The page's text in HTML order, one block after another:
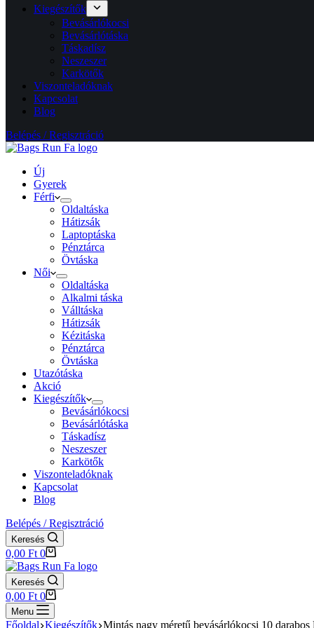
Kiegészítők
Bevásárlókocsi
Bevásárlótáska
Táskadísz
Neszeszer
Karkötők
Viszonteladóknak
Kapcsolat
Blog
Belépés / Regisztráció
Új
Gyerek
Férfi
Oldaltáska
Hátizsák
Laptoptáska
Pénztárca
Övtáska
Női
Oldaltáska
Alkalmi táska
Válltáska
Hátizsák
Kézitáska
Pénztárca
Övtáska
Utazótáska
Akció
Kiegészítők
Bevásárlókocsi
Bevásárlótáska
Táskadísz
Neszeszer
Karkötők
Viszonteladóknak
Kapcsolat
Blog
Belépés / Regisztráció
Keresés
Shopping
cart
0,00 Ft 0
Keresés
Shopping
cart
0,00 Ft 0
Menu
Főoldal Kiegészítők Mintás nagy méretű bevásárlókocsi 10